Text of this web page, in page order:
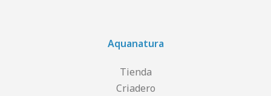
Aquanatura
Tienda
Criadero